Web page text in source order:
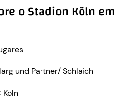
o Stadion Köln em
und Partner/ Schlaich
Köln